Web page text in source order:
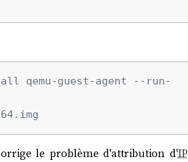
qemu-guest-agent --run-
le problème d'attribution d'IP